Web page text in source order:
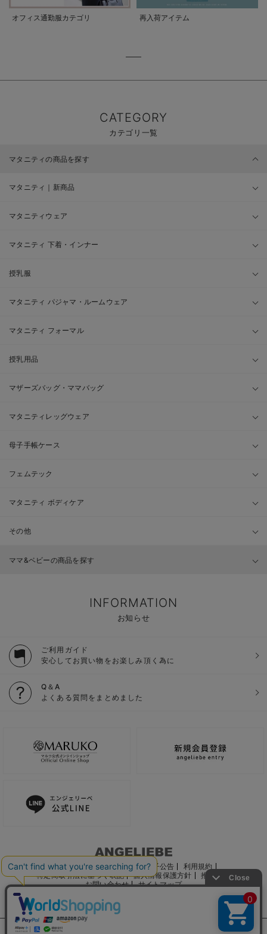
オフィス通勤服カテゴリ 再入荷アイテム
CATEGORY
カテゴリ一覧
マタニティの商品を探す
マタニティ｜新商品
マタニティウェア
マタニティ 下着・インナー
授乳服
マタニティ パジャマ・ルームウェア
マタニティ フォーマル
授乳用品
マザーズバッグ・ママバッグ
マタニティレッグウェア
母子手帳ケース
フェムテック
マタニティ ボディケア
その他
ママ&ベビーの商品を探す
INFORMATION
お知らせ
ご利用ガイド
安心してお買い物をお楽しみ頂く為に
Q＆A
よくある質問をまとめました
ご利用ガイド 会社概要 電子公告
利用規約
特定商取引法に基づく表記
個人情報保護方針
推奨環境
お問い合わせ
サイトマップ
サイト内の文章、画像などの著作物はマルコ株式会社に属します。